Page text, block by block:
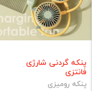
پنکه گردنی شارژی
فانتزی
پنکه رومیزی